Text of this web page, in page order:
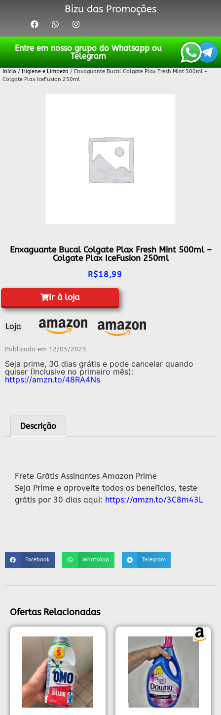
Bizu das Promoções
Entre em nosso grupo do Whatsapp ou
Telegram
Início / Higiene e Limpeza / Enxaguante Bucal Colgate Plax Fresh Mint 500ml –
Colgate Plax IceFusion 250ml
Enxaguante Bucal Colgate Plax Fresh Mint 500ml –
Colgate Plax IceFusion 250ml
R$18,99
Ir à loja
Loja
Publicado em 12/05/2023
Seja prime, 30 dias grátis e pode cancelar quando
quiser (Inclusive no primeiro mês):
https://amzn.to/48RA4Ns
Descrição
Frete Grátis Assinantes Amazon Prime
Seja Prime e aproveite todos os benefícios, teste
grátis por 30 dias aqui: https://amzn.to/3C8m43L
Facebook WhatsApp Telegram
Ofertas Relacionadas